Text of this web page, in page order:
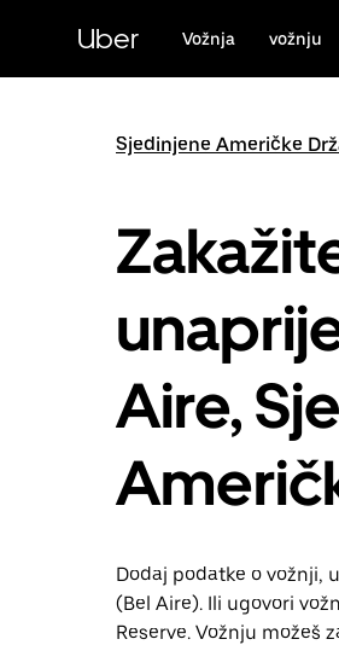
sadržaj
Uber Vožnja vožnju
Sjedinjene Američke
Aire,
Dodaj podatke o vožnji,
(Bel Aire). Ili ugovori
Reserve. Vožnju možeš